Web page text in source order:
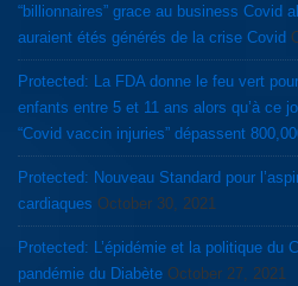
“billionnaires” grace au business Covid
auraient étés générés de la crise Covid
Protected: La FDA donne le feu vert
enfants entre 5 et 11 ans alors qu’à ce
“Covid vaccin injuries” dépassent
Protected: Nouveau Standard pour
cardiaques October 30, 2021
Protected: L’épidémie et la politique du COVID auraient
pandémie du Diabète October 27, 2021